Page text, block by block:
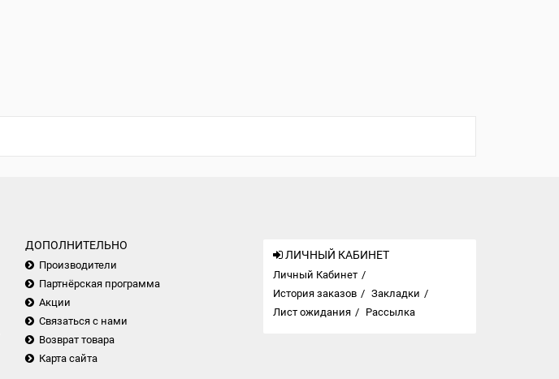
ДОПОЛНИТЕЛЬНО
Производители
Партнёрская программа
Акции
Связаться с нами
Возврат товара
Карта сайта
ЛИЧНЫЙ КАБИНЕТ
Личный Кабинет
История заказов
Закладки
Лист ожидания
Рассылка